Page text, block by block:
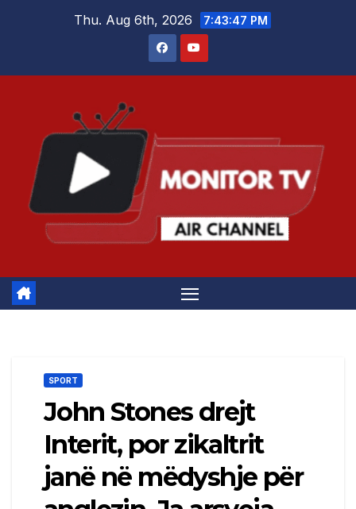
Thu. Aug 6th, 2026 7:43:48 PM
SPORT
John Stones drejt
Interit, por zikaltrit
janë në mëdyshje për